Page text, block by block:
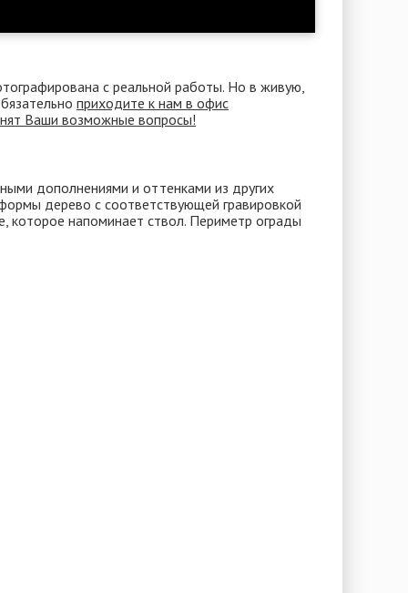
с реальной работы. Но в живую,
приходите к нам в офис
Ваши возможные вопросы!
дополнениями и оттенками из других
дерево с соответствующей гравировкой
которое напоминает ствол. Периметр ограды